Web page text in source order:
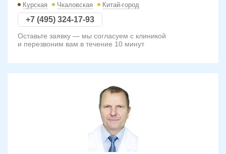
Курская
Чкаловская Китай-город
+7 (495) 324-17-93
Оставьте заявку — мы согласуем с клиникой
и перезвоним вам в течение 10 минут